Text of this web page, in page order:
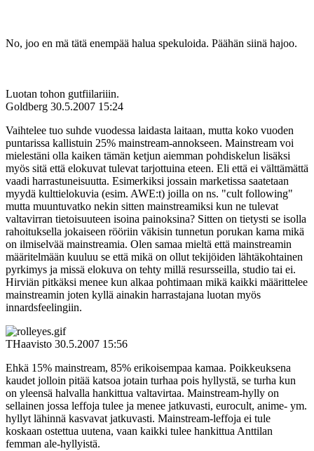
No, joo en mä tätä enempää halua spekuloida. Päähän siinä hajoo.
Luotan tohon gutfiilariiin.
Goldberg 30.5.2007 15:24
Vaihtelee tuo suhde vuodessa laidasta laitaan, mutta koko vuoden
puntarissa kallistuin 25% mainstream-annokseen. Mainstream voi
mielestäni olla kaiken tämän ketjun aiemman pohdiskelun lisäksi
myös sitä että elokuvat tulevat tarjottuina eteen. Eli että ei välttämättä
vaadi harrastuneisuutta. Esimerkiksi jossain marketissa saatetaan
myydä kulttielokuvia (esim. AWE:t) joilla on ns. "cult following"
mutta muuntuvatko nekin sitten mainstreamiksi kun ne tulevat
valtavirran tietoisuuteen isoina painoksina? Sitten on tietysti se isolla
rahoituksella jokaiseen rööriin väkisin tunnetun porukan kama mikä
on ilmiselvää mainstreamia. Olen samaa mieltä että mainstreamin
määritelmään kuuluu se että mikä on ollut tekijöiden lähtäkohtainen
pyrkimys ja missä elokuva on tehty millä resursseilla, studio tai ei.
Hirviän pitkäksi menee kun alkaa pohtimaan mikä kaikki määrittelee
mainstreamin joten kyllä ainakin harrastajana luotan myös
innardsfeelingiin.
THaavisto 30.5.2007 15:56
Ehkä 15% mainstream, 85% erikoisempaa kamaa. Poikkeuksena
kaudet jolloin pitää katsoa jotain turhaa pois hyllystä, se turha kun
on yleensä halvalla hankittua valtavirtaa. Mainstream-hylly on
sellainen jossa leffoja tulee ja menee jatkuvasti, eurocult, anime- ym.
hyllyt lähinnä kasvavat jatkuvasti. Mainstream-leffoja ei tule
koskaan ostettua uutena, vaan kaikki tulee hankittua Anttilan
femman ale-hyllyistä.